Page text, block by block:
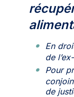
En
de
Pour
de